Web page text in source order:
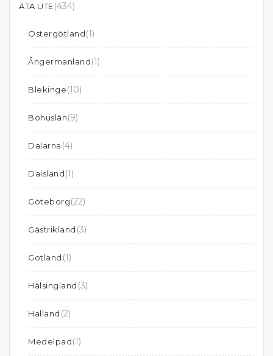
ÄTA UTE(434)
Östergötland(1)
Ångermanland(1)
Blekinge(10)
Bohuslän(9)
Dalarna (4)
Dalsland(1)
Göteborg(22)
Gästrikland (3)
Gotland (1)
Hälsingland (3)
Halland (2)
Medelpad(1)